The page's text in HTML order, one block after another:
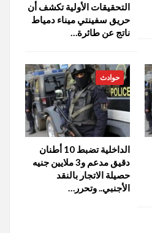
التحقيقات الأولية تكشف أن
حريق سفينتي ميناء دمياط
ناتج عن طائرة…
حوادث
الداخلية تضبط 10 أطنان
دقيق مدعم و3 ملايين جنيه
حصيلة الاتجار بالنقد
الأجنبي.. وتحرر…